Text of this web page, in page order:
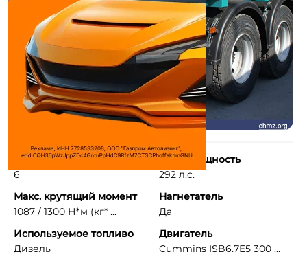
Количество цилиндров
6
Макс. мощность
292 л.с.
Макс. крутящий момент
1087 / 1300 Н*м (кг* ...
Нагнетатель
Да
Используемое топливо
Дизель
Двигатель
Cummins ISB6.7E5 300 ...